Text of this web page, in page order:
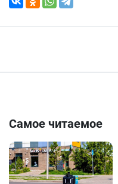
Самое читаемое